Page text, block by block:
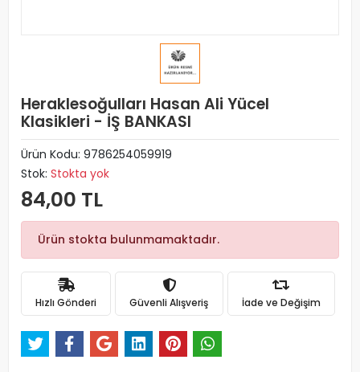
Heraklesoğulları Hasan Ali Yücel
Klasikleri - İŞ BANKASI
Ürün Kodu: 9786254059919
Stok: Stokta yok
84,00 TL
Ürün stokta bulunmamaktadır.
Hızlı Gönderi Güvenli Alışveriş İade ve Değişim